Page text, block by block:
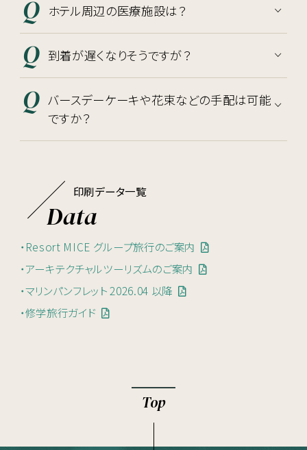
ホテル周辺の医療施設は？
到着が遅くなりそうですが？
バースデーケーキや花束などの手配は可能
ですか？
印刷データ一覧
Data
・Resort MICE グループ旅行のご案内
・アーキテクチャルツーリズムのご案内
・修学旅行ガイド
・マリンパンフレット 2026.04 以降
Top